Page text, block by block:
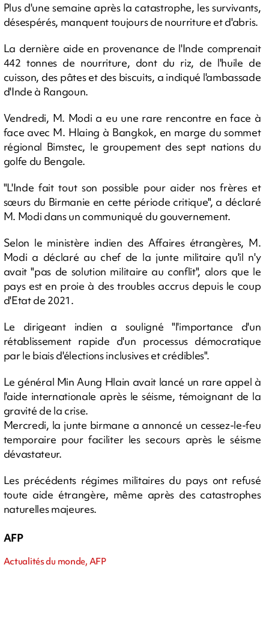
Plus d'une semaine après la catastrophe, les survivants,
désespérés, manquent toujours de nourriture et d'abris.
La dernière aide en provenance de l'Inde comprenait
442 tonnes de nourriture, dont du riz, de l'huile de
cuisson, des pâtes et des biscuits, a indiqué l'ambassade
d'Inde à Rangoun.
Vendredi, M. Modi a eu une rare rencontre en face à
face avec M. Hlaing à Bangkok, en marge du sommet
régional Bimstec, le groupement des sept nations du
golfe du Bengale.
"L'Inde fait tout son possible pour aider nos frères et
sœurs du Birmanie en cette période critique", a déclaré
M. Modi dans un communiqué du gouvernement.
Selon le ministère indien des Affaires étrangères, M.
Modi a déclaré au chef de la junte militaire qu'il n'y
avait "pas de solution militaire au conflit", alors que le
pays est en proie à des troubles accrus depuis le coup
d'Etat de 2021.
Le dirigeant indien a souligné "l'importance d'un
rétablissement rapide d'un processus démocratique
par le biais d'élections inclusives et crédibles".
Le général Min Aung Hlain avait lancé un rare appel à
l'aide internationale après le séisme, témoignant de la
gravité de la crise.
Mercredi, la junte birmane a annoncé un cessez-le-feu
temporaire pour faciliter les secours après le séisme
dévastateur.
Les précédents régimes militaires du pays ont refusé
toute aide étrangère, même après des catastrophes
naturelles majeures.
AFP
Actualités du monde, AFP